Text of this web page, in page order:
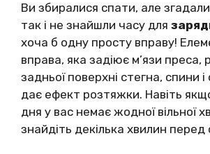
Ви збиралися спати, але
так і не знайшли часу для
хоча б одну просту вправу!
вправа, яка задіює м’язи преса,
задньої поверхні стегна, спини
дає ефект розтяжки. Навіть
дня у вас немає жодної вільної
знайдіть декілька хвилин перед